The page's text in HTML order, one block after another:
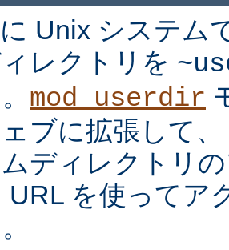
Unix システム
レクトリを
mod_userdir
ブに拡張して
ディレクトリ
URL を使ってア